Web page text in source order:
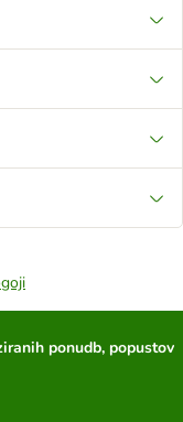
ponudb, popustov